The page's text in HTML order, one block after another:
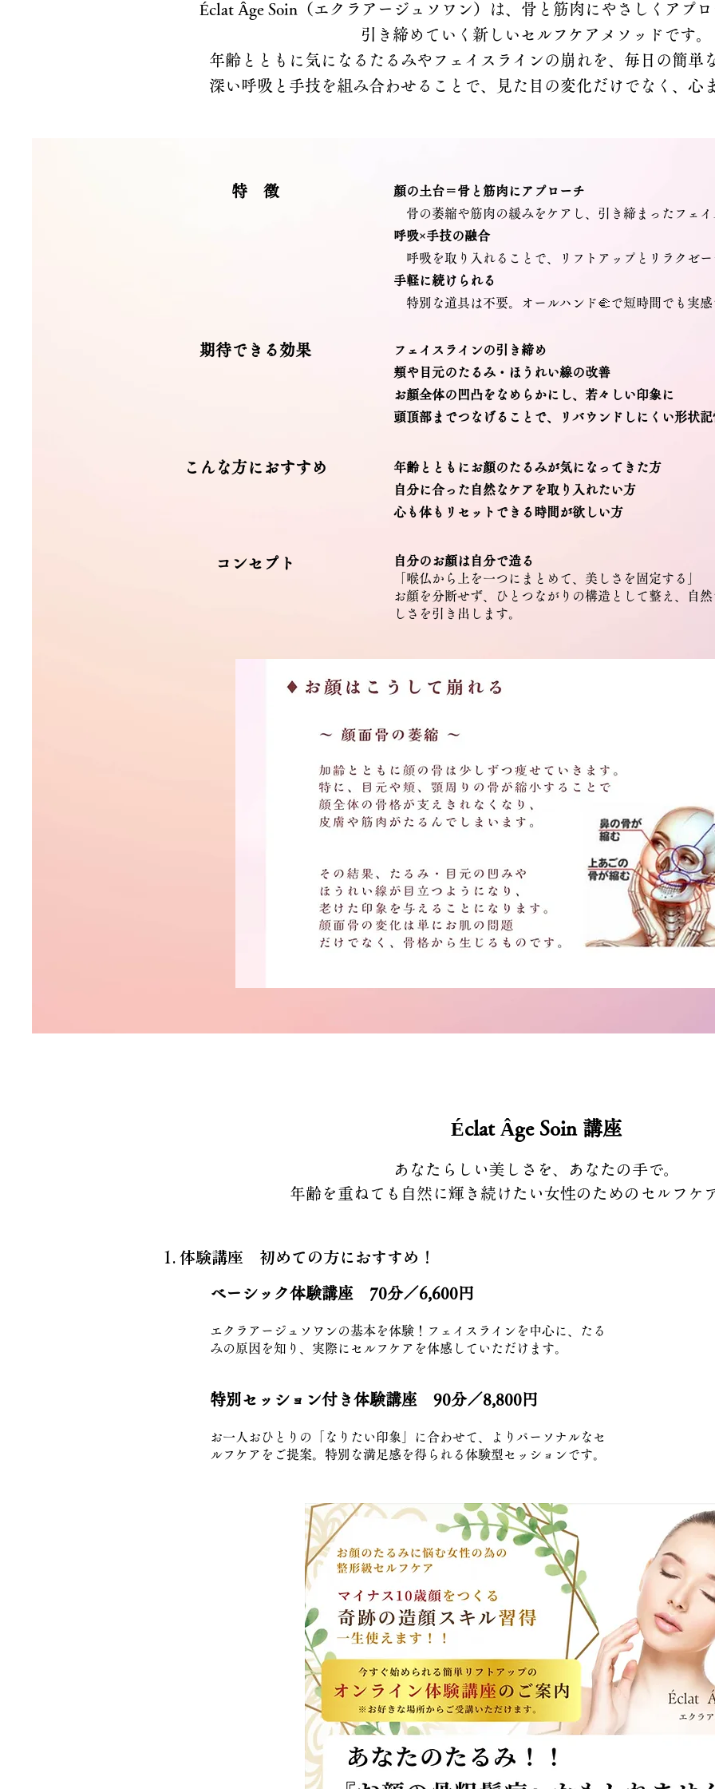
Éclat Âge Soin（エクラアージュソワン）は、骨と筋肉にやさしくアプ
引き締めていく新しいセルフケアメソッドです。
年齢とともに気になるたるみやフェイスラインの崩れを、毎日の簡単
深い呼吸と手技を組み合わせることで、見た目の変化だけでなく、心
特 徴
顔の土台＝骨と筋肉にアプローチ
骨の萎縮や筋肉の緩みをケアし、引き締まったフェイ
呼吸×手技の融合
呼吸を取り入れることで、リフトアップとリラクゼー
手軽に続けられる
特別な道具は不要。オールハンド🫲で短時間でも実感
期待できる効果
フェイスラインの引き締め
頬や目元のたるみ・ほうれい線の改善
お顔全体の凹凸をなめらかにし、若々しい印象に
頭頂部までつなげることで、リバウンドしにくい形状
こんな方におすすめ
年齢とともにお顔のたるみが気になってきた方
自分に合った自然なケアを取り入れたい方
心も体もリセットできる時間が欲しい方
コンセプト
自分のお顔は自分で造る
「喉仏から上を一つにまとめて、美しさを固定する」
お顔を分断せず、ひとつながりの構造として整え、自
しさを引き出します。
Éclat Âge Soin 講座
あなたらしい美しさを、あなたの手で。
年齢を重ねても自然に輝き続けたい女性のためのセルフケ
​体験講座 初めての方におすすめ！
ベーシック体験講座 70分／6,600円
エクラアージュソワンの基本を体験！フェイスラインを中心に、たる
みの原因を知り、実際にセルフケアを体感していただけます。
特別セッション付き体験講座 90分／8,800円
お一人おひとりの「なりたい印象」に合わせて、よりパーソナルなセ
ルフケアをご提案。特別な満足感を得られる体験型セッションです。